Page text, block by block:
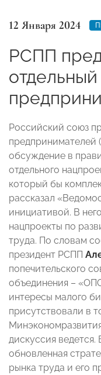
12 Января 2024
РСПП
Российский союз
предпринимателей
обсуждение в
отдельного
который бы
рассказал
инициативой. В
нацпроекты по
труда. По словам
президент РСПП
попечительского
объединения –
интересы малого
присутствовали в
дискуссия
обновленная
рынка труда и его